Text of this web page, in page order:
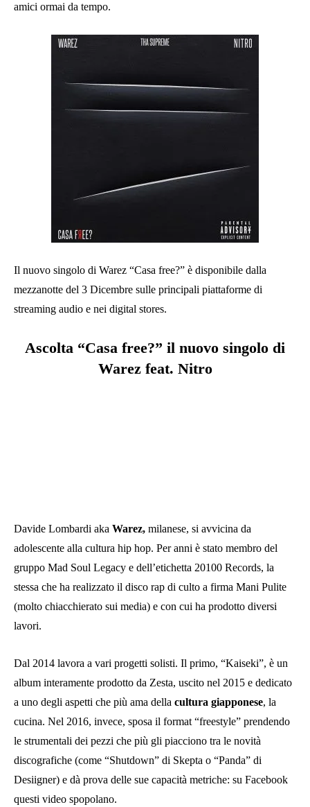
amici ormai da tempo.
Il nuovo singolo di Warez “Casa free?” è disponibile dalla
mezzanotte del 3 Dicembre sulle principali piattaforme di
streaming audio e nei digital stores.
Ascolta “Casa free?” il nuovo singolo di
Warez feat. Nitro
Davide Lombardi aka Warez, milanese, si avvicina da
adolescente alla cultura hip hop. Per anni è stato membro del
gruppo Mad Soul Legacy e dell’etichetta 20100 Records, la
stessa che ha realizzato il disco rap di culto a firma Mani Pulite
(molto chiacchierato sui media) e con cui ha prodotto diversi
lavori.
Dal 2014 lavora a vari progetti solisti. Il primo, “Kaiseki”, è un
album interamente prodotto da Zesta, uscito nel 2015 e dedicato
a uno degli aspetti che più ama della cultura giapponese, la
cucina. Nel 2016, invece, sposa il format “freestyle” prendendo
le strumentali dei pezzi che più gli piacciono tra le novità
discografiche (come “Shutdown” di Skepta o “Panda” di
Desiigner) e dà prova delle sue capacità metriche: su Facebook
questi video spopolano.